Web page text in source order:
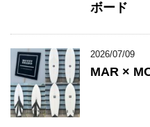
ボード
2026/07/09
MAR ×